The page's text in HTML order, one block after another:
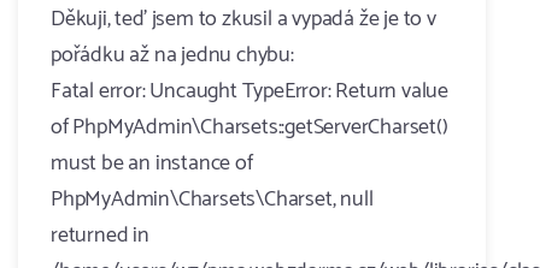
Děkuji, teď jsem to zkusil a vypadá že je to v
pořádku až na jednu chybu:
Fatal error: Uncaught TypeError: Return value
of PhpMyAdmin\Charsets::getServerCharset()
must be an instance of
PhpMyAdmin\Charsets\Charset, null
returned in